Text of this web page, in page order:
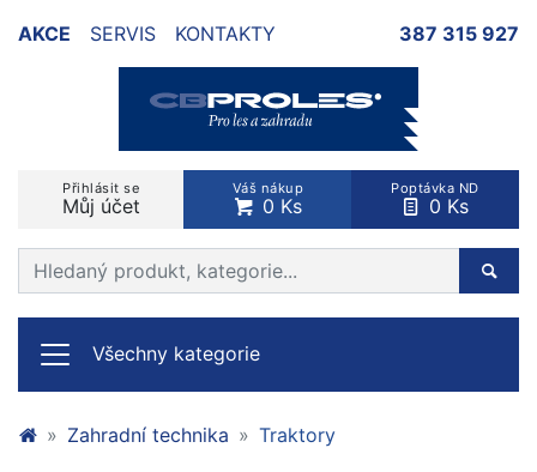
AKCE SERVIS KONTAKTY 387 315 927
Přihlásit se
Můj účet
Váš nákup
0 Ks
Poptávka ND
0 Ks
Prohledat web
Všechny kategorie
Zahradní technika Traktory